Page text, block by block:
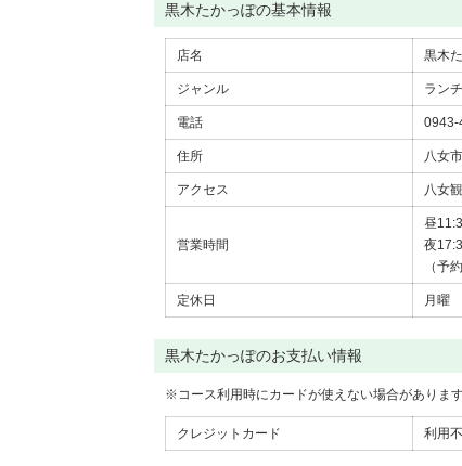
黒木たかっぽの基本情報
店名 黒木
ジャンル ランチ
電話 0943-
住所 八女
アクセス 八女
営業時間
昼
夜
（予
定休日 月曜
黒木たかっぽのお支払い情報
※コース利用時にカードが使えない場合がありま
クレジットカード 利用